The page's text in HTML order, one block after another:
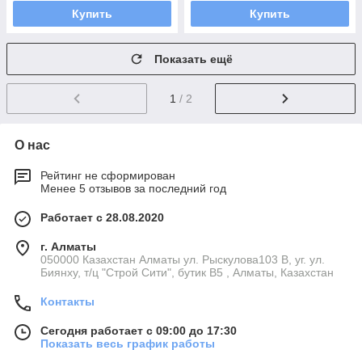
Купить Купить
Показать ещё
1 / 2
О нас
Рейтинг не сформирован
Менее 5 отзывов за последний год
Работает с 28.08.2020
г. Алматы
050000 Казахстан Алматы ул. Рыскулова103 В, уг. ул.
Биянху, т/ц "Строй Сити", бутик В5 , Алматы, Казахстан
Контакты
Сегодня работает с 09:00 до 17:30
Показать весь график работы